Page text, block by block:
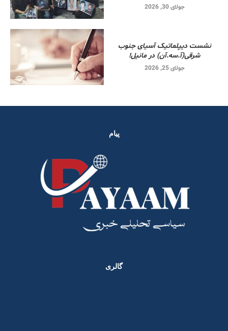
جولای 30, 2026
نشست دیپلماتیک آسیای جنوب
شرقی‌(آ.سه.آن) در مانیل!
جولای 25, 2026
پیام
گالری